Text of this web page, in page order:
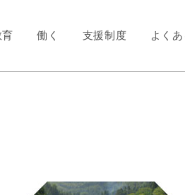
働く 支援制度 よく